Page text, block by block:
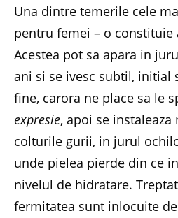
Una dintre temerile cele
pentru femei – o
Acestea pot sa apara in
ani si se ivesc subtil,
fine, carora ne place sa le
expresie, apoi se
colturile gurii, in jurul
unde pielea pierde din ce
nivelul de hidratare.
fermitatea sunt inlocuite